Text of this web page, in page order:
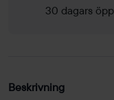
30 dagars
Beskrivning